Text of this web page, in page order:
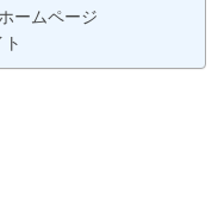
ームページ